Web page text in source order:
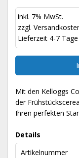
inkl. 7% MwSt.
zzgl.
Lieferzeit 4-7 Tage
Mit den Kelloggs
der
Ihren perfekten
Details
Artikelnummer